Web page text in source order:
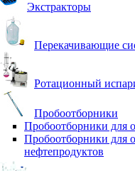
Экстракторы
Перекачивающие
Ротационный
Пробоотборники
Пробоотборники для
Пробоотборники для
нефтепродуктов